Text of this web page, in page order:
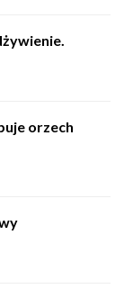
orzech